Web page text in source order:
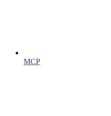
MCP